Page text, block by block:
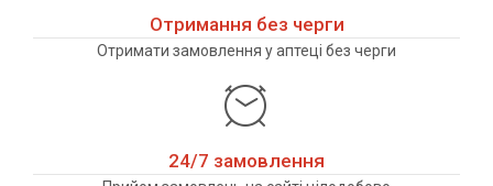
Отримання без черги
Отримати замовлення у аптеці без черги
24/7 замовлення